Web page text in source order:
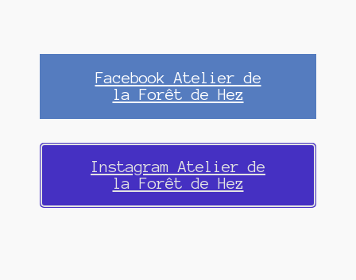
Facebook Atelier de
la Forêt de Hez
Instagram Atelier de
la Forêt de Hez